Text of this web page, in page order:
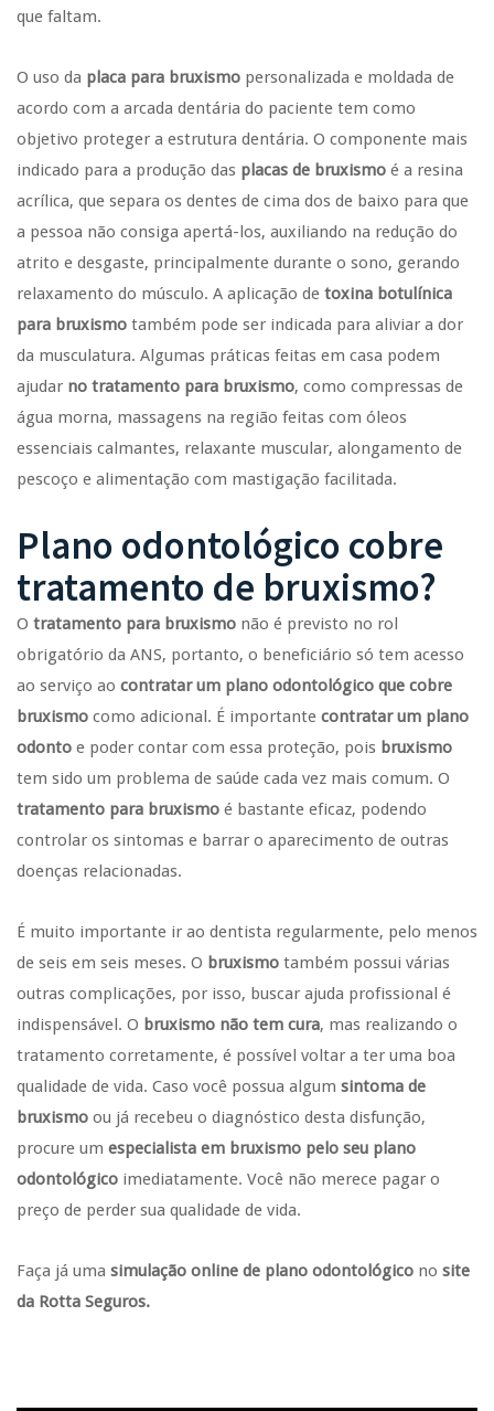
que faltam.
O uso da placa para bruxismo personalizada e moldada de
acordo com a arcada dentária do paciente tem como
objetivo proteger a estrutura dentária. O componente mais
indicado para a produção das placas de bruxismo é a resina
acrílica, que separa os dentes de cima dos de baixo para que
a pessoa não consiga apertá-los, auxiliando na redução do
atrito e desgaste, principalmente durante o sono, gerando
relaxamento do músculo. A aplicação de toxina botulínica
para bruxismo também pode ser indicada para aliviar a dor
da musculatura. Algumas práticas feitas em casa podem
ajudar no tratamento para bruxismo, como compressas de
água morna, massagens na região feitas com óleos
essenciais calmantes, relaxante muscular, alongamento de
pescoço e alimentação com mastigação facilitada.
Plano odontológico cobre
tratamento de bruxismo?
O tratamento para bruxismo não é previsto no rol
obrigatório da ANS, portanto, o beneficiário só tem acesso
ao serviço ao contratar um plano odontológico que cobre
bruxismo como adicional. É importante contratar um plano
odonto e poder contar com essa proteção, pois bruxismo
tem sido um problema de saúde cada vez mais comum. O
tratamento para bruxismo é bastante eficaz, podendo
controlar os sintomas e barrar o aparecimento de outras
doenças relacionadas.
É muito importante ir ao dentista regularmente, pelo menos
de seis em seis meses. O bruxismo também possui várias
outras complicações, por isso, buscar ajuda profissional é
indispensável. O bruxismo não tem cura, mas realizando o
tratamento corretamente, é possível voltar a ter uma boa
qualidade de vida. Caso você possua algum sintoma de
bruxismo ou já recebeu o diagnóstico desta disfunção,
procure um especialista em bruxismo pelo seu plano
odontológico imediatamente. Você não merece pagar o
preço de perder sua qualidade de vida.
Faça já uma simulação online de plano odontológico no site
da Rotta Seguros.